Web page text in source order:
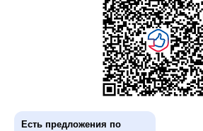
Есть предложения по